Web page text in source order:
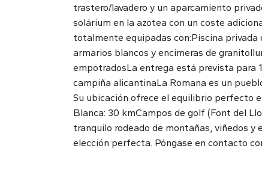
trastero/lavadero y un aparcamiento
solárium en la azotea con un coste
totalmente equipadas con:Piscina privada
armarios blancos y encimeras de
empotradosLa entrega está prevista para
campiña alicantinaLa Romana es un
Su ubicación ofrece el equilibrio perfecto
Blanca: 30 kmCampos de golf (Font del
tranquilo rodeado de montañas, viñedos y
elección perfecta. Póngase en contacto